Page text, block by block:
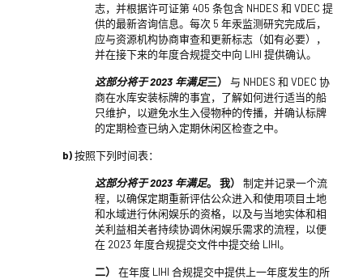
志，并根据许可证第 405 条包含 NHDES 和 VDEC 提
供的最新咨询信息。每次 5 年汞监测研究完成后，
应与资源机构协商审查和更新标志（如有必要），
并在接下来的年度合规提交中向 LIHI 提供确认。
这部分将于 2023 年满足三）
与 NHDES 和 VDEC 协
商在水库安装标牌的事宜，了解如何进行适当的船
只维护，以避免水生入侵物种的传播，并确认标牌
的定期检查已纳入定期休闲区检查之中。
b)按照下列时间表：
这部分将于 2023 年满足。 我）
制定并记录一个流
程，以确保定期重新评估公众进入和使用项目土地
和水域进行休闲娱乐的资格，以及与当地实体和相
关利益相关者持续协调休闲娱乐需求的流程，以便
在 2023 年度合规提交文件中提交给 LIHI。
二）
在年度 LIHI 合规提交中提供上一年度发生的所